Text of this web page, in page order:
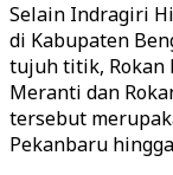
Selain Indragiri
di Kabupaten
tujuh titik, Rokan
Meranti dan
tersebut
Pekanbaru